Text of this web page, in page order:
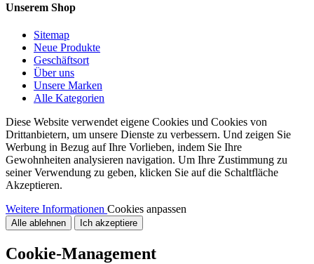
Unserem Shop
Sitemap
Neue Produkte
Geschäftsort
Über uns
Unsere Marken
Alle Kategorien
Diese Website verwendet eigene Cookies und Cookies von
Drittanbietern, um unsere Dienste zu verbessern. Und zeigen Sie
Werbung in Bezug auf Ihre Vorlieben, indem Sie Ihre
Gewohnheiten analysieren navigation. Um Ihre Zustimmung zu
seiner Verwendung zu geben, klicken Sie auf die Schaltfläche
Akzeptieren.
Weitere Informationen Cookies anpassen
Alle ablehnen Ich akzeptiere
Cookie-Management